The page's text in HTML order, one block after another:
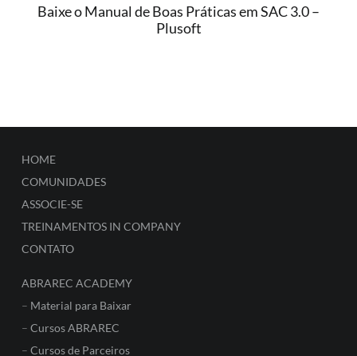
Baixe o Manual de Boas Práticas em SAC 3.0 –
Plusoft
HOME
COMUNIDADES
ASSOCIE-SE
TREINAMENTOS IN COMPANY
CONTATO
ABRAREC ACADEMY
– Material para Baixar
– Cursos ABRAREC
– Cursos de Parceiros